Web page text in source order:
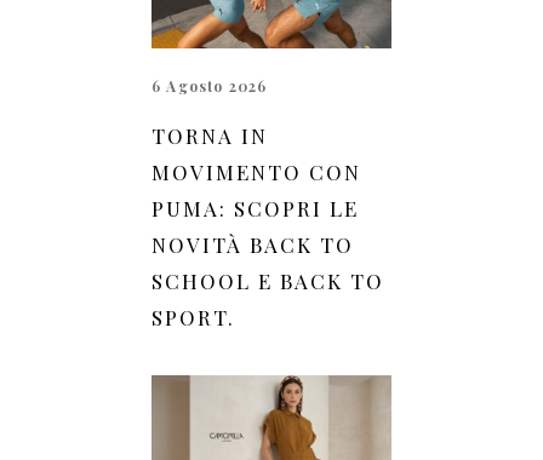
6 Agosto 2026
TORNA IN
MOVIMENTO CON
PUMA: SCOPRI LE
NOVITÀ BACK TO
SCHOOL E BACK TO
SPORT.